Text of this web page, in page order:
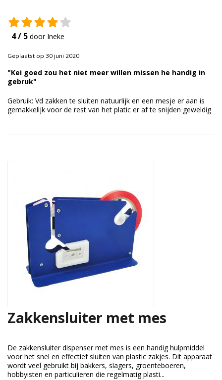
Duurzame verpakkingen
4 / 5 door Ineke
Geplaatst op 30 juni 2020
"Kei goed zou het niet meer willen missen he handig in
gebruk"
Gebruik: Vd zakken te sluiten natuurlijk en een mesje er aan is
gemakkelijk voor de rest van het platic er af te snijden geweldig
Zakkensluiter met mes
De zakkensluiter dispenser met mes is een handig hulpmiddel
voor het snel en effectief sluiten van plastic zakjes. Dit apparaat
wordt veel gebruikt bij bakkers, slagers, groenteboeren,
hobbyisten en particulieren die regelmatig plasti...